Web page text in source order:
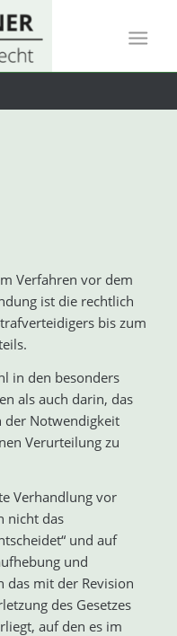
Verfahren vor dem
ist die rechtlich
bis zum
in den besonders
als auch darin, das
der Notwendigkeit
Verurteilung zu
Verhandlung vor
nicht das
und auf
und
das mit der Revision
des Gesetzes
auf den es im